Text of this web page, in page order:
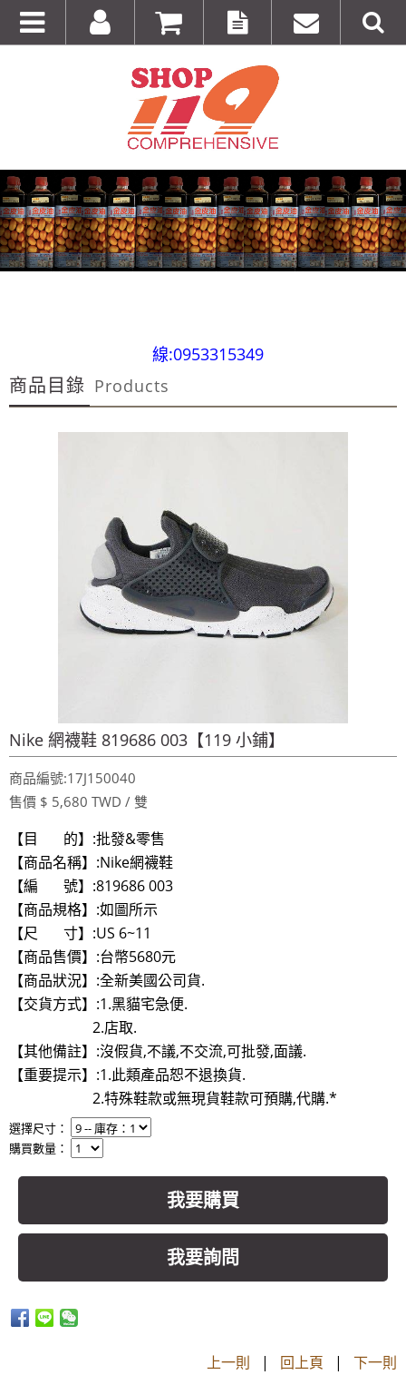
線:0953315349
100%美國正品~美國代購短T~全館75折~售完為止!
~週年慶～週年慶～團購聖品~ 金皮油~買滿二千元免
全台第一輛到府服務品牌服飾專櫃專車 預約專
線:0953315349
100%美國正品~美國代購短T~全館75折~售完為止!
~週年慶～週年慶～團購聖品~ 金皮油~買滿二千元免
運費~買12瓶送1瓶~手腳要快喔～秋冬保養喉嚨最好聖品～
商品目錄 Products
Nike 網襪鞋 819686 003【119 小鋪】
商品編號:17J150040
售價 $ 5,680 TWD / 雙
【目 的】:批發&零售
【商品名稱】:Nike網襪鞋
【編 號】:819686 003
【商品規格】:如圖所示
【尺 寸】:US 6~11
【商品售價】:台幣5680元
【商品狀況】:全新美國公司貨.
【交貨方式】:1.黑貓宅急便.
2.店取.
【其他備註】:沒假貨,不議,不交流,可批發,面議.
【重要提示】:1.此類產品恕不退換貨.
2.特殊鞋款或無現貨鞋款可預購,代購.*
選擇尺寸：
購買數量：
我要購買
我要詢問
上一則 | 回上頁 | 下一則